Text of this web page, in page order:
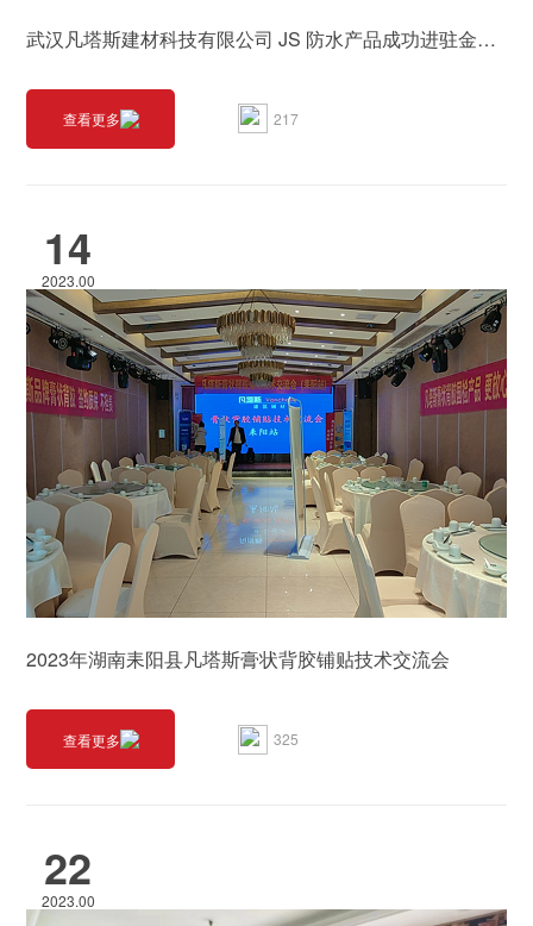
武汉凡塔斯建材科技有限公司 JS 防水产品成功进驻金山集团总部项目
查看更多 217
14
2023.00
2023年湖南耒阳县凡塔斯膏状背胶铺贴技术交流会
查看更多 325
22
2023.00